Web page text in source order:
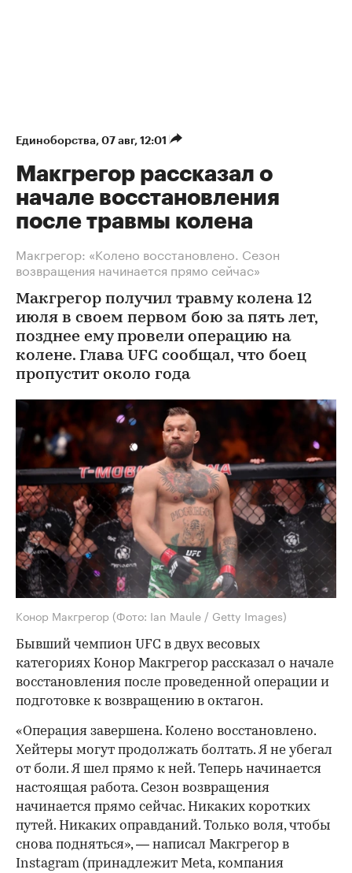
Единоборства⁠, 07 авг, 12:01
Макгрегор рассказал о
начале восстановления
после травмы колена
Макгрегор: «Колено восстановлено. Сезон
возвращения начинается прямо сейчас»
Макгрегор получил травму колена 12
июля в своем первом бою за пять лет,
позднее ему провели операцию на
колене. Глава UFC сообщал, что боец
пропустит около года
Конор Макгрегор (Фото: Ian Maule / Getty Images)
Бывший чемпион UFC в двух весовых
категориях Конор Макгрегор рассказал о начале
восстановления после проведенной операции и
подготовке к возвращению в октагон.
«Операция завершена. Колено восстановлено.
Хейтеры могут продолжать болтать. Я не убегал
от боли. Я шел прямо к ней. Теперь начинается
настоящая работа. Сезон возвращения
начинается прямо сейчас. Никаких коротких
путей. Никаких оправданий. Только воля, чтобы
снова подняться», — написал Макгрегор в
Instagram (принадлежит Meta, компания